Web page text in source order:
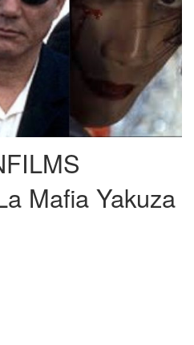
es una adaptación del manga de
por […]
Mafia Yakuza